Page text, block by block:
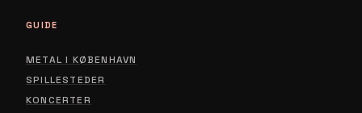
GUIDE
METAL I KØBENHAVN
SPILLESTEDER
KONCERTER